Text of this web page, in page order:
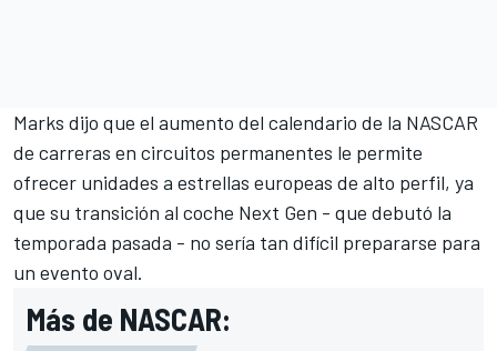
Marks dijo que el aumento del calendario de la NASCAR
de carreras en circuitos permanentes le permite
ofrecer unidades a estrellas europeas de alto perfil, ya
que su transición al coche Next Gen - que debutó la
temporada pasada - no sería tan difícil prepararse para
un evento oval.
Más de NASCAR: